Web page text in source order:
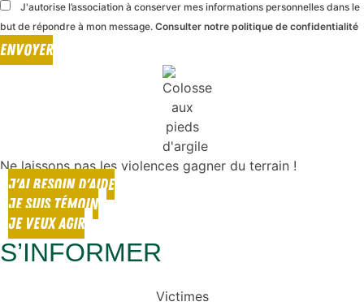
J'autorise l’association à conserver mes informations personnelles dans le
but de répondre à mon message. Consulter notre politique de confidentialité
ENVOYER
Ne laissons pas les violences gagner du terrain !
J'AI BESOIN D'AIDE
JE SUIS TÉMOIN
JE VEUX AGIR
S’INFORMER
Victimes